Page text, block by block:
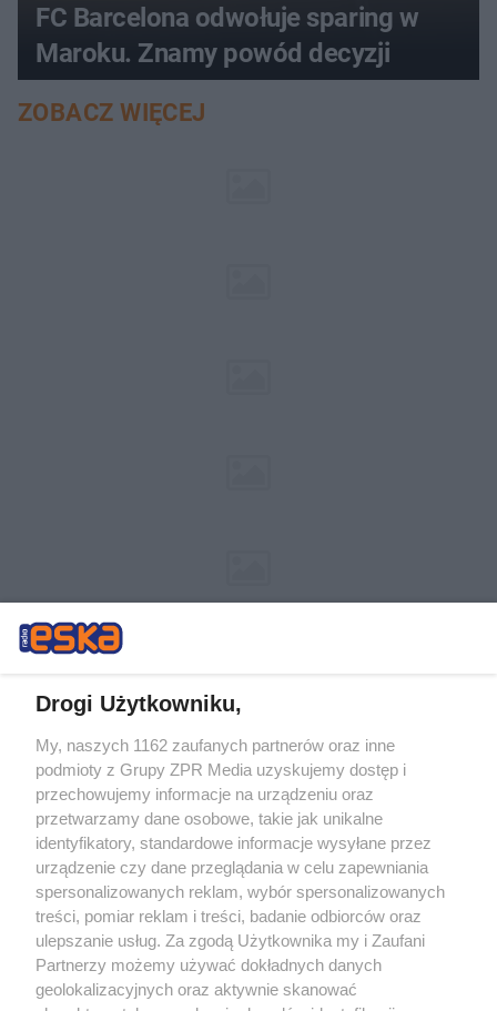
FC Barcelona odwołuje sparing w
Maroku. Znamy powód decyzji
ZOBACZ WIĘCEJ
Żaden utwór zamieszczony w serwisie nie może być powielany i
rozpowszechniany lub dalej rozpowszechniany w jakikolwiek sposób (w
tym także elektroniczny lub mechaniczny) na jakimkolwiek polu
eksploatacji w jakiejkolwiek formie, włącznie z umieszczaniem w
Internecie bez pisemnej zgody właściciela praw. Jakiekolwiek użycie lub
wykorzystanie utworów w całości lub w części z naruszeniem prawa,
tzn. bez właściwej zgody, jest zabronione pod groźbą kary i może być
ścigane prawnie.
Drogi Użytkowniku,
My, naszych 1162 zaufanych partnerów oraz inne
podmioty z Grupy ZPR Media uzyskujemy dostęp i
przechowujemy informacje na urządzeniu oraz
przetwarzamy dane osobowe, takie jak unikalne
identyfikatory, standardowe informacje wysyłane przez
urządzenie czy dane przeglądania w celu zapewniania
spersonalizowanych reklam, wybór spersonalizowanych
treści, pomiar reklam i treści, badanie odbiorców oraz
ulepszanie usług. Za zgodą Użytkownika my i Zaufani
Partnerzy możemy używać dokładnych danych
geolokalizacyjnych oraz aktywnie skanować